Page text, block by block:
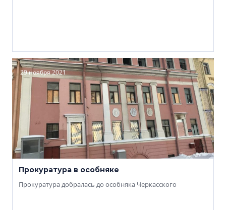
29 ноября 2021
Прокуратура в особняке
Прокуратура добралась до особняка Черкасского